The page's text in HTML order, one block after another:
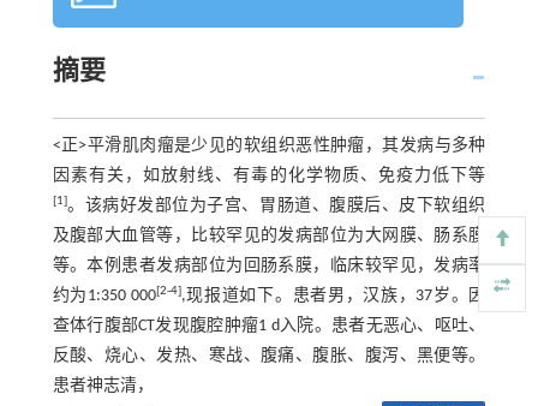
摘要
<正>平滑肌肉瘤是少见的软组织恶性肿瘤，其发病与多种
因素有关，如放射线、有毒的化学物质、免疫力低下等
[1]。该病好发部位为子宫、胃肠道、腹膜后、皮下软组织
及腹部大血管等，比较罕见的发病部位为大网膜、肠系膜
等。本例患者发病部位为回肠系膜，临床较罕见，发病率
约为1:350 000[2-4],现报道如下。患者男，汉族，37岁。因
查体行腹部CT发现腹腔肿瘤1 d入院。患者无恶心、呕吐、
反酸、烧心、发热、寒战、腹痛、腹胀、腹泻、黑便等。
患者神志清，